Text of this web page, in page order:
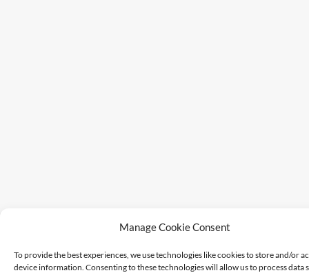
Manage Cookie Consent
To provide the best experiences, we use technologies like cookies to store and/or
device information. Consenting to these technologies will allow us to process data